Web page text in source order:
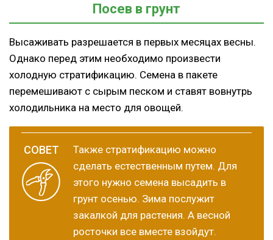
Посев в грунт
Высаживать разрешается в первых месяцах весны.
Однако перед этим необходимо произвести
холодную стратификацию. Семена в пакете
перемешивают с сырым песком и ставят вовнутрь
холодильника на место для овощей.
Также стратификацию можно
сделать естественным путем. Для
этого нужно семена высадить в
грунт осенью. Зима послужит
закалкой для растения. А весной
росточки все вместе взойдут.